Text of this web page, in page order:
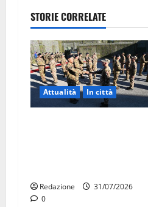
STORIE CORRELATE
Attualità In città
Redazione
31/07/2026
0